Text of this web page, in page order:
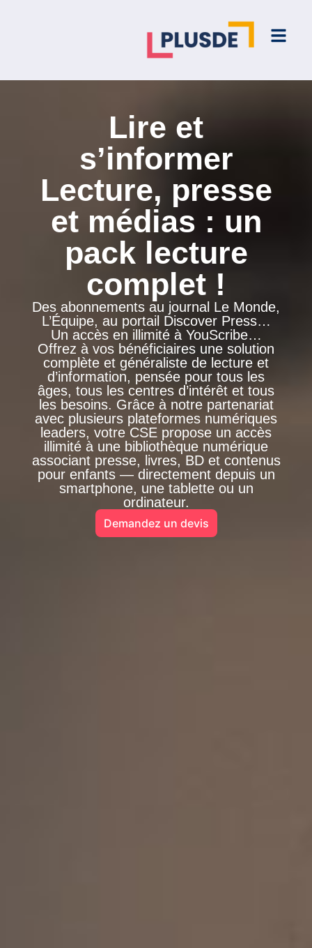
Lire et
s’informer
Lecture, presse
et médias : un
pack lecture
complet !
Des abonnements au journal Le Monde,
L’Équipe, au portail Discover Press…
Un accès en illimité à YouScribe…
Offrez à vos bénéficiaires une solution
complète et généraliste de lecture et
d’information, pensée pour tous les
âges, tous les centres d’intérêt et tous
les besoins. Grâce à notre partenariat
avec plusieurs plateformes numériques
leaders, votre CSE propose un accès
illimité à une bibliothèque numérique
associant presse, livres, BD et contenus
pour enfants — directement depuis un
smartphone, une tablette ou un
ordinateur.
Demandez un devis